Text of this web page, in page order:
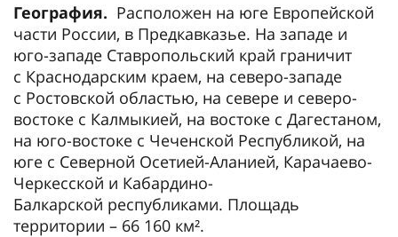
География. Расположен на юге Европейской
части России, в Предкавказье. На западе и
юго-западе Ставропольский край граничит
с Краснодарским краем, на северо-западе
с Ростовской областью, на севере и северо-
востоке с Калмыкией, на востоке с Дагестаном,
на юго-востоке с Чеченской Республикой, на
юге с Северной Осетией-Аланией, Карачаево-
Черкесской и Кабардино-
Балкарской республиками. Площадь
территории – 66 160 км².